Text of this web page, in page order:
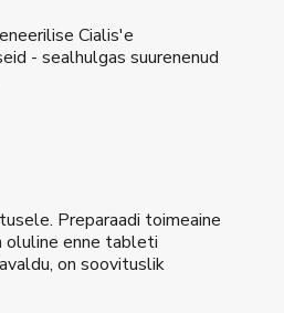
Cialis'e
- sealhulgas suurenenud
Preparaadi toimeaine
oluline enne tableti
on soovituslik